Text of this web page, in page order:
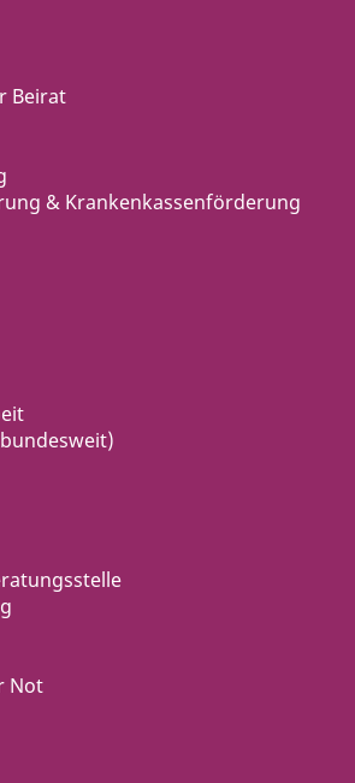
Beirat
& Krankenkassenförderung
Not